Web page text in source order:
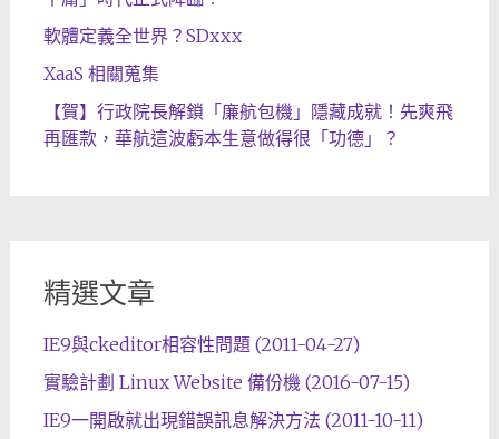
軟體定義全世界？SDxxx
XaaS 相關蒐集
【賀】行政院長解鎖「廉航包機」隱藏成就！先爽飛
再匯款，華航這波虧本生意做得很「功德」？
精選文章
IE9與ckeditor相容性問題 (2011-04-27)
實驗計劃 Linux Website 備份機 (2016-07-15)
IE9一開啟就出現錯誤訊息解決方法 (2011-10-11)